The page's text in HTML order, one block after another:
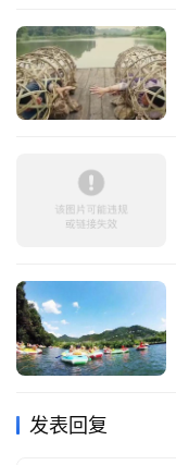
发表回复